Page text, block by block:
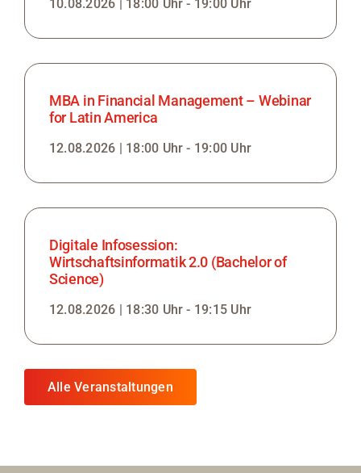
10.08.2026 | 18:00 Uhr - 19:00 Uhr
MBA in Financial Management – Webinar
for Latin America
12.08.2026 | 18:00 Uhr - 19:00 Uhr
Digitale Infosession:
Wirtschaftsinformatik 2.0 (Bachelor of
Science)
12.08.2026 | 18:30 Uhr - 19:15 Uhr
Alle Veranstaltungen